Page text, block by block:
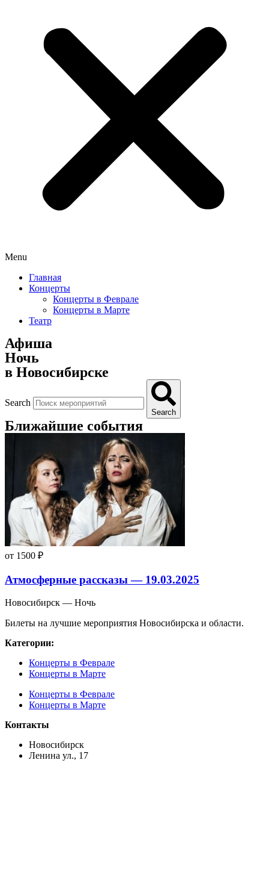
Menu
Главная
Концерты
Концерты в Феврале
Концерты в Марте
Театр
Афиша
Ночь
в Новосибирске
Search
Search
Ближайшие события
от 1500 ₽
Атмосферные рассказы — 19.03.2025
Новосибирск — Ночь
Билеты на лучшие мероприятия Новосибирска и области.
Категории:
Концерты в Феврале
Концерты в Марте
Концерты в Феврале
Концерты в Марте
Контакты
Новосибирск
Ленина ул., 17